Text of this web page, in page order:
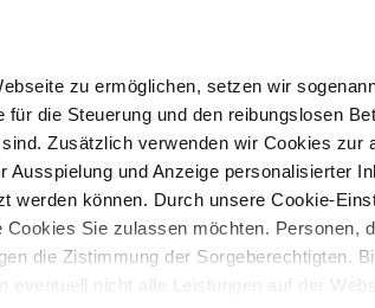
zu ermöglichen, setzen wir
die Steuerung und den reibungslosen
Zusätzlich verwenden wir Cookies zur
und Anzeige personalisierter
werden können. Durch unsere Cookie-
Sie zulassen möchten. Personen,
die Zistimmung der Sorgeberechtigten.
eventuell nicht alle Leistungen auf der